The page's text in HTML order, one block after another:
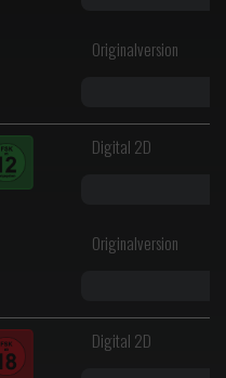
Originalversion
Digital 2D
Originalversion
Digital 2D